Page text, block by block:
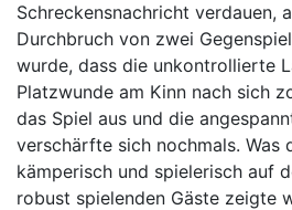
Schreckensnachricht verdauen,
Durchbruch von zwei
wurde, dass die unkontrollierte
Platzwunde am Kinn nach sich
das Spiel aus und die
verschärfte sich nochmals. Was
kämperisch und spielerisch auf
robust spielenden Gäste zeigte